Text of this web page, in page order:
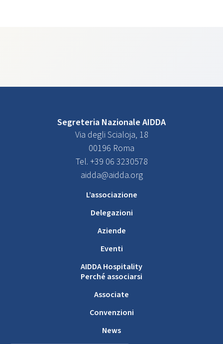
Segreteria Nazionale AIDDA
Via degli Scialoja, 18
00196 Roma
Tel. +39 06 3230578
aidda@aidda.org
L’associazione
Delegazioni
Aziende
Eventi
AIDDA Hospitality
Perché associarsi
Associate
Convenzioni
News